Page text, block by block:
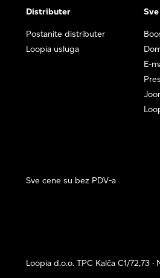
Distributer
Postanite distributer
Loopia usluga
E-
Sve cene su bez PDV-a
Loopia d.o.o. TPC Kalča C1/72,73 ·